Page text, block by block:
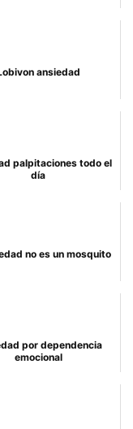
ansiedad
palpitaciones todo el
día
no es un mosquito
por dependencia
emocional